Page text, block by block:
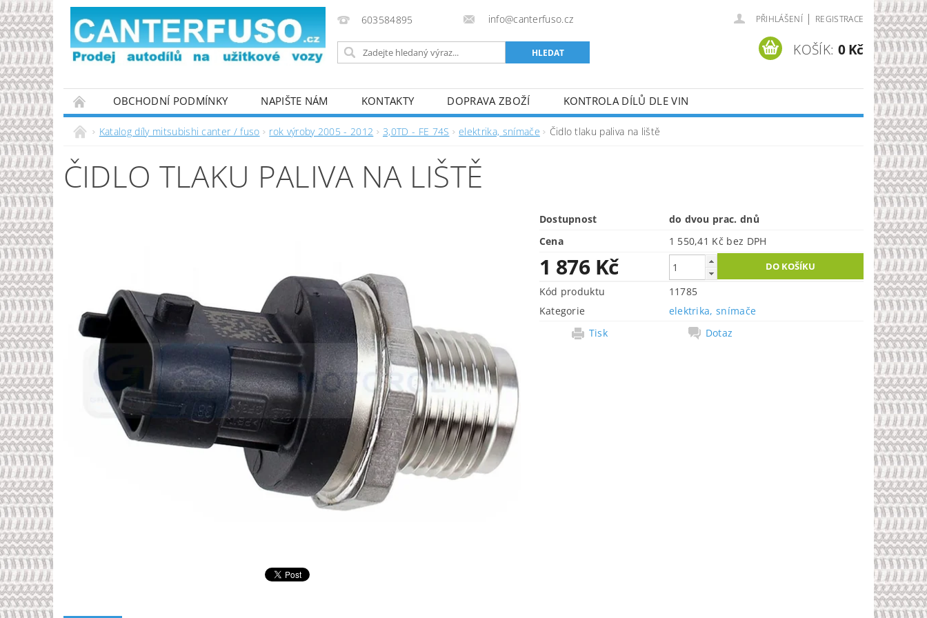
603584895 info@canterfuso.cz PŘIHLÁŠENÍ | REGISTRACE
KOŠÍK: 0 Kč
OBCHODNÍ PODMÍNKY NAPIŠTE NÁM KONTAKTY DOPRAVA ZBOŽÍ
KONTROLA DÍLŮ DLE VIN
PODMÍNKY OCHRANY OSOBNÍCH ÚDAJŮ
Katalog díly mitsubishi canter / fuso rok výroby 2005 - 2012 3,0TD - FE 74S elektrika, snímače Čidlo tlaku paliva na liště
ČIDLO TLAKU PALIVA NA LIŠTĚ
Dostupnost
do dvou prac. dnů
Cena
1 550,41 Kč bez DPH
1 876 Kč
Kód produktu
11785
Kategorie
elektrika, snímače
Tisk
Dotaz